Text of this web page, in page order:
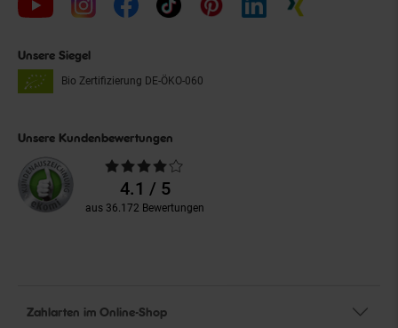
Unsere Siegel
Bio Zertifizierung DE-ÖKO-060
Unsere Kundenbewertungen
Durchschnittliche
Bewertungen4.1 / 5
aus 36.172 Bewertungen
Zahlarten im Online-Shop